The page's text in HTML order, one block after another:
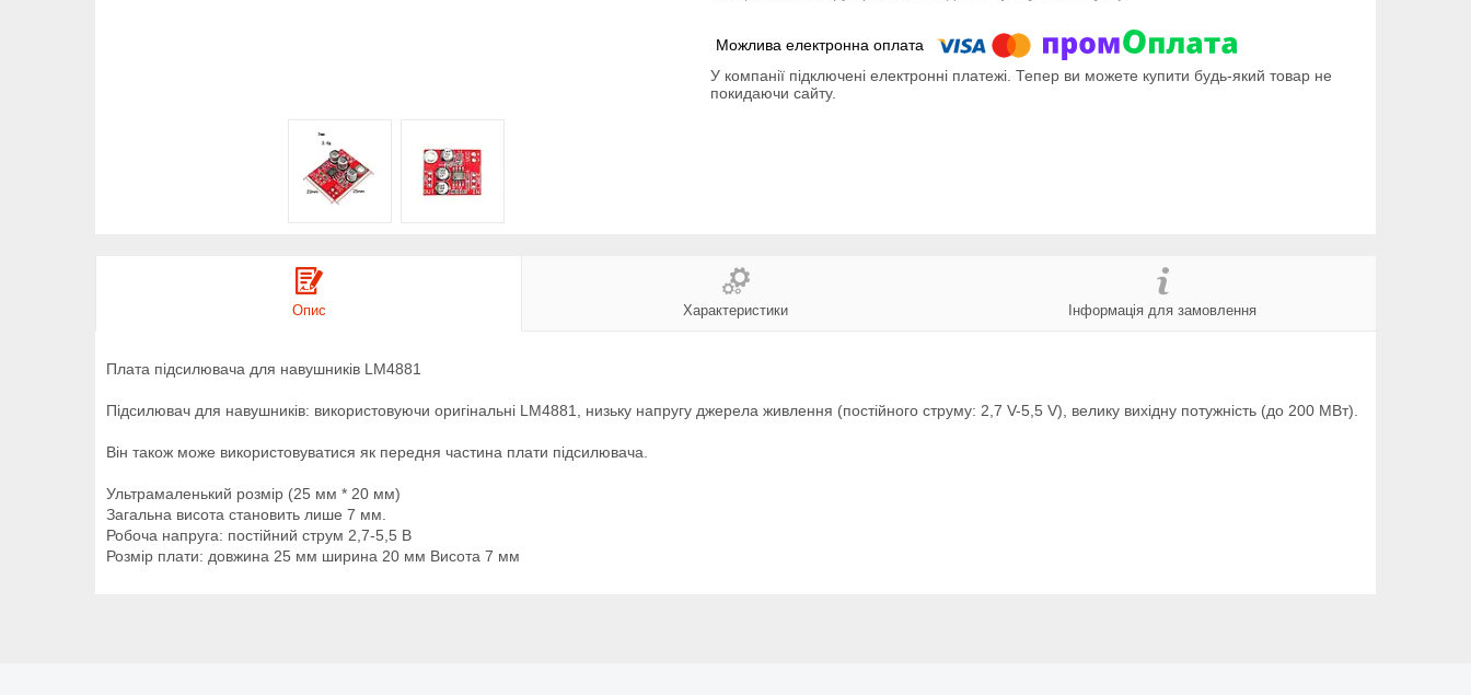
У компанії підключені електронні платежі. Тепер ви можете купити будь-який товар не
покидаючи сайту.
Опис Характеристики Інформація для замовлення
Плата підсилювача для навушників LM4881
Підсилювач для навушників: використовуючи оригінальні LM4881, низьку напругу джерела живлення (постійного струму: 2,7 V-5,5 V), велику вихідну потужність (до 200 МВт).
Він також може використовуватися як передня частина плати підсилювача.
Ультрамаленький розмір (25 мм * 20 мм)
Загальна висота становить лише 7 мм.
Робоча напруга: постійний струм 2,7-5,5 В
Розмір плати: довжина 25 мм ширина 20 мм Висота 7 мм